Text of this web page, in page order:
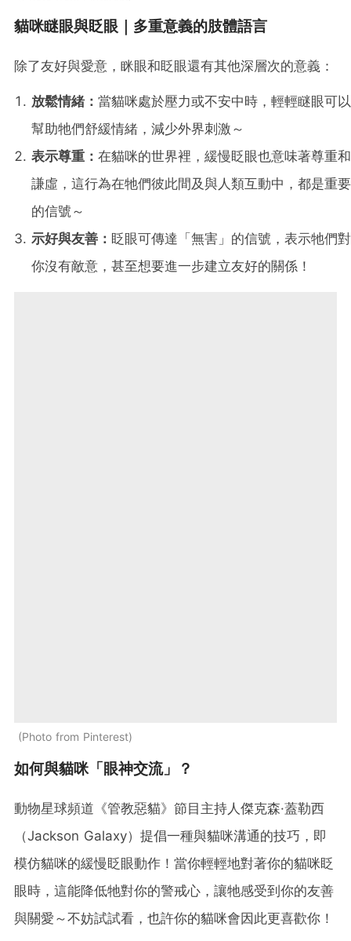
貓咪瞇眼與眨眼｜多重意義的肢體語言
除了友好與愛意，眯眼和眨眼還有其他深層次的意義：
放鬆情緒： 當貓咪處於壓力或不安中時，輕輕瞇眼可以
幫助牠們舒緩情緒，減少外界刺激～
表示尊重： 在貓咪的世界裡，緩慢眨眼也意味著尊重和
謙虛，這行為在牠們彼此間及與人類互動中，都是重要
的信號～
示好與友善： 眨眼可傳達「無害」的信號，表示牠們對
你沒有敵意，甚至想要進一步建立友好的關係！
Photo from Pinterest
如何與貓咪「眼神交流」？
動物星球頻道《管教惡貓》節目主持人傑克森·蓋勒西
（Jackson Galaxy）提倡一種與貓咪溝通的技巧，即
模仿貓咪的緩慢眨眼動作！當你輕輕地對著你的貓咪眨
眼時，這能降低牠對你的警戒心，讓牠感受到你的友善
與關愛～不妨試試看，也許你的貓咪會因此更喜歡你！